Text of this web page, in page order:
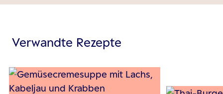
Verwandte Rezepte